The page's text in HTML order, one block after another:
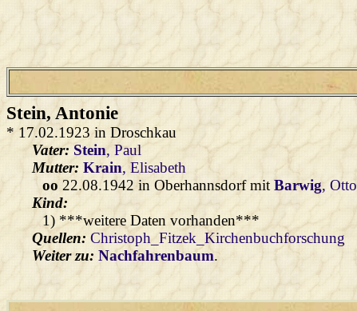
Stein, Antonie
* 17.02.1923 in Droschkau
Vater: Stein, Paul
Mutter: Krain, Elisabeth
oo 22.08.1942 in Oberhannsdorf mitBarwig, Otto
Kind:
1) ***weitere Daten vorhanden***
Quellen: Christoph_Fitzek_Kirchenbuchforschung
Weiter zu: Nachfahrenbaum.